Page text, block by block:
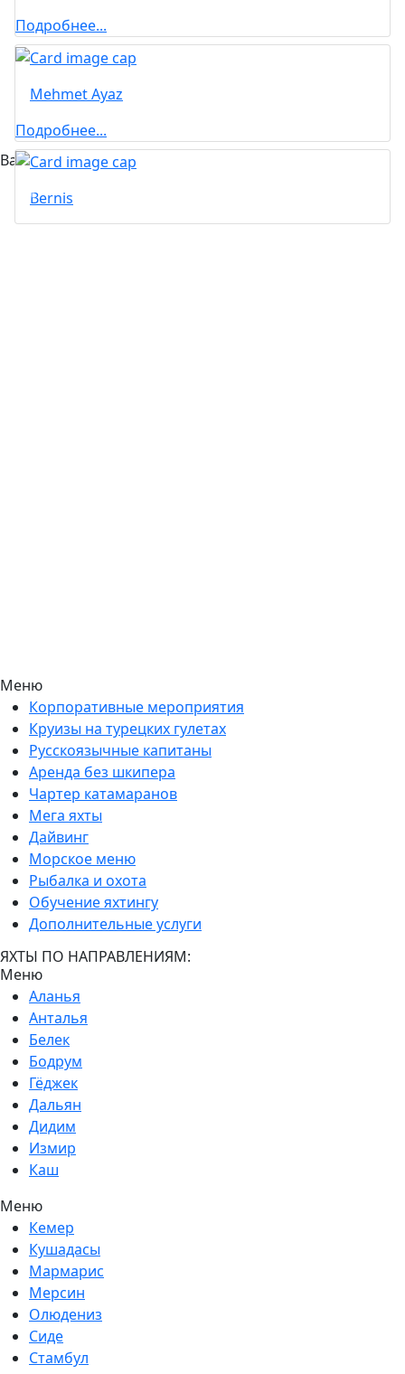
Подробнее...
Mehmet Ayaz
Подробнее...
Вас может заинтересовать...
Bernis
Меню
Корпоративные мероприятия
Круизы на турецких гулетах
Русскоязычные капитаны
Аренда без шкипера
Чартер катамаранов
Мега яхты
Дайвинг
Морское меню
Рыбалка и охота
Обучение яхтингу
Дополнительные услуги
ЯХТЫ ПО НАПРАВЛЕНИЯМ:
Меню
Аланья
Анталья
Белек
Бодрум
Гёджек
Дальян
Дидим
Измир
Каш
Меню
Кемер
Кушадасы
Мармарис
Мерсин
Олюдениз
Сиде
Стамбул